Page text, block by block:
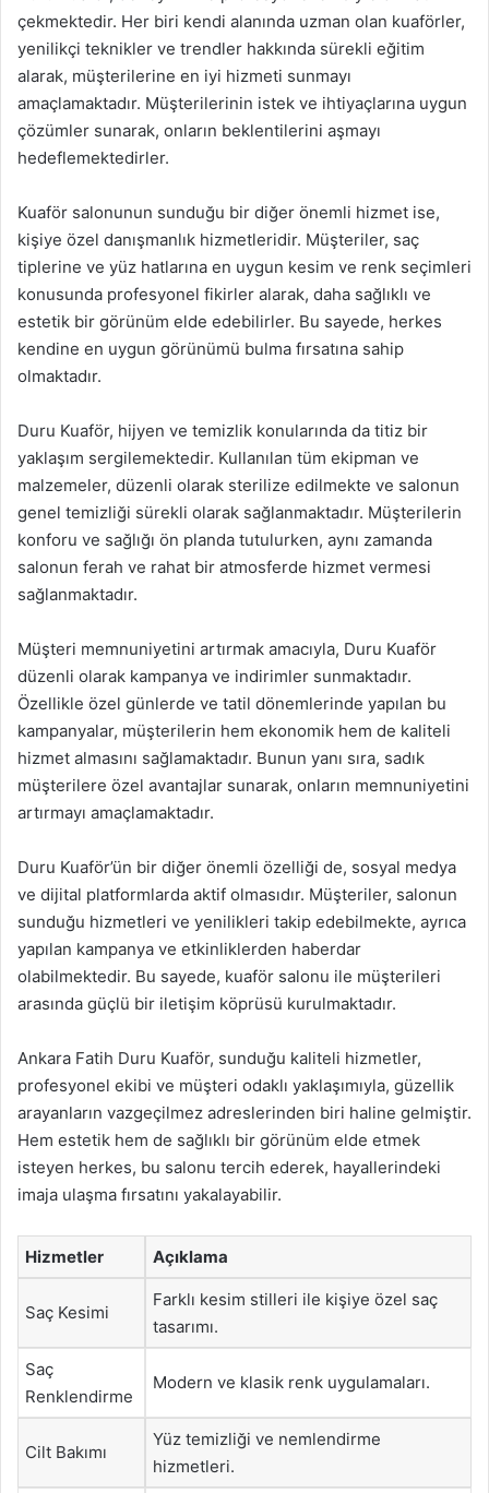
çekmektedir. Her biri kendi alanında uzman olan kuaförler,
yenilikçi teknikler ve trendler hakkında sürekli eğitim
alarak, müşterilerine en iyi hizmeti sunmayı
amaçlamaktadır. Müşterilerinin istek ve ihtiyaçlarına uygun
çözümler sunarak, onların beklentilerini aşmayı
hedeflemektedirler.
Kuaför salonunun sunduğu bir diğer önemli hizmet ise,
kişiye özel danışmanlık hizmetleridir. Müşteriler, saç
tiplerine ve yüz hatlarına en uygun kesim ve renk seçimleri
konusunda profesyonel fikirler alarak, daha sağlıklı ve
estetik bir görünüm elde edebilirler. Bu sayede, herkes
kendine en uygun görünümü bulma fırsatına sahip
olmaktadır.
Duru Kuaför, hijyen ve temizlik konularında da titiz bir
yaklaşım sergilemektedir. Kullanılan tüm ekipman ve
malzemeler, düzenli olarak sterilize edilmekte ve salonun
genel temizliği sürekli olarak sağlanmaktadır. Müşterilerin
konforu ve sağlığı ön planda tutulurken, aynı zamanda
salonun ferah ve rahat bir atmosferde hizmet vermesi
sağlanmaktadır.
Müşteri memnuniyetini artırmak amacıyla, Duru Kuaför
düzenli olarak kampanya ve indirimler sunmaktadır.
Özellikle özel günlerde ve tatil dönemlerinde yapılan bu
kampanyalar, müşterilerin hem ekonomik hem de kaliteli
hizmet almasını sağlamaktadır. Bunun yanı sıra, sadık
müşterilere özel avantajlar sunarak, onların memnuniyetini
artırmayı amaçlamaktadır.
Duru Kuaför’ün bir diğer önemli özelliği de, sosyal medya
ve dijital platformlarda aktif olmasıdır. Müşteriler, salonun
sunduğu hizmetleri ve yenilikleri takip edebilmekte, ayrıca
yapılan kampanya ve etkinliklerden haberdar
olabilmektedir. Bu sayede, kuaför salonu ile müşterileri
arasında güçlü bir iletişim köprüsü kurulmaktadır.
Ankara Fatih Duru Kuaför, sunduğu kaliteli hizmetler,
profesyonel ekibi ve müşteri odaklı yaklaşımıyla, güzellik
arayanların vazgeçilmez adreslerinden biri haline gelmiştir.
Hem estetik hem de sağlıklı bir görünüm elde etmek
isteyen herkes, bu salonu tercih ederek, hayallerindeki
imaja ulaşma fırsatını yakalayabilir.
Hizmetler Açıklama
Saç Kesimi
Farklı kesim stilleri ile kişiye özel saç
tasarımı.
Saç
Renklendirme
Modern ve klasik renk uygulamaları.
Cilt Bakımı
Yüz temizliği ve nemlendirme
hizmetleri.